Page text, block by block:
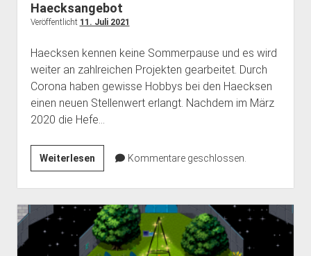
Haecksangebot
Veröffentlicht 11. Juli 2021
Haecksen kennen keine Sommerpause und es wird
weiter an zahlreichen Projekten gearbeitet. Durch
Corona haben gewisse Hobbys bei den Haecksen
einen neuen Stellenwert erlangt. Nachdem im März
2020 die Hefe…
WeiterlesenHaecksangebot
Kommentare geschlossen.